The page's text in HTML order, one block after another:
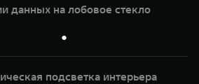
данных на лобовое стекло
●
подсветка интерьера